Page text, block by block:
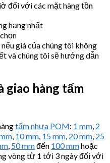
đối với các mặt hàng tồn
hạng nhất
giá của chúng tôi không
và chúng tôi sẽ hướng dẫn
giao hàng tấm
tấm nhựa POM: 1 mm, 2
, 10 mm, 15 mm, 20 mm, 25
, 50 mmđến 100 mmhoặc
vòng từ 1 tới 3 ngày đối với